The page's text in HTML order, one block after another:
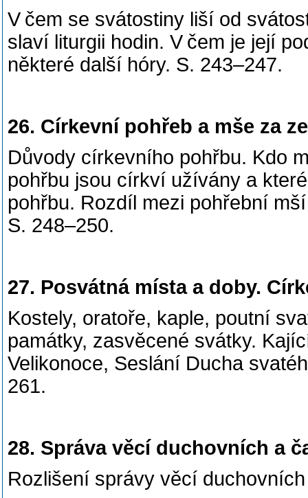
V čem se svátostiny liší od
slaví liturgii hodin. V čem je její
některé další hóry. S. 243–247.
26. Církevní pohřeb a mše za
Důvody církevního pohřbu. Kdo
pohřbu jsou církví užívány a
pohřbu. Rozdíl mezi pohřební
S. 248–250.
27. Posvátná místa a doby.
Kostely, oratoře, kaple, poutní
památky, zasvěcené svátky.
Velikonoce, Seslání Ducha
261.
28. Správa věcí duchovních a
Rozlišení správy věcí